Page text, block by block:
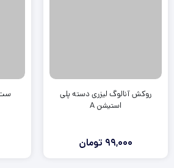
روکش آنالوگ لیزری دسته پلی
استیشن A
99,000 تومان